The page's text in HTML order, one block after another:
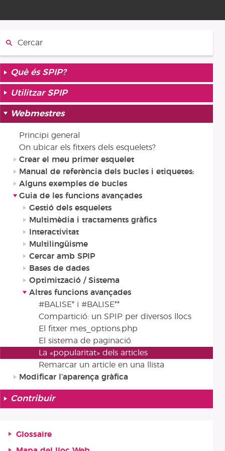
Què és SPIP?
Utilitzar SPIP
Webmestres
Principi general
On ubicar els fitxers dels esquelets?
Crear el meu primer esquelet
Manual de referència dels bucles i etiquetes:
Alguns exemples de bucles
Guia de les funcions avançades
Gestió dels esquelets
Multimèdia i tractaments gràfics
Interactivitat
Multilingüisme
Cercar amb SPIP
Bases de dades
Optimització / Sistema
Altres funcions avançades
#BALISE* i #BALISE**
Compartició: un SPIP per diversos llocs
El fitxer mes_options.php
El sistema de paginació
La «popularitat» dels articles
Remarcar un article en una llista
Modificar l’aparença gràfica
Contribuir
Glossaire